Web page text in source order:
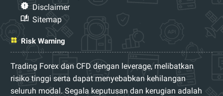
Disclaimer
Sitemap
Risk Warning
Trading Forex dan CFD dengan leverage, melibatkan
risiko tinggi serta dapat menyebabkan kehilangan
seluruh modal. Segala keputusan dan kerugian adalah